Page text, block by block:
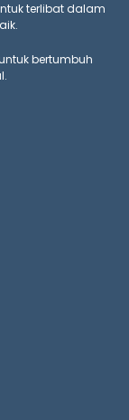
terlibat dalam
bertumbuh